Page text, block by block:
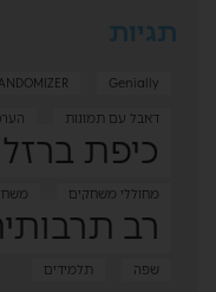
תגיות
Genially
דאבל עם תמונות
כיפת ברזל
מחוללי משחקים
רב
שפה
תלמידים